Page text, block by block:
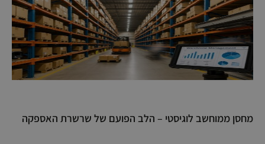
מחסן ממוחשב לוגיסטי – הלב הפועם של שרשרת האספקה